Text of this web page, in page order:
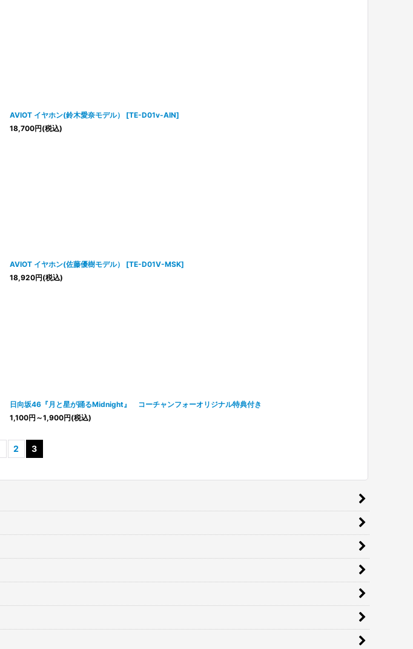
AVIOT イヤホン(鈴木愛奈モデル） [TE-D01v-AIN]
18,700円(税込)
AVIOT イヤホン(佐藤優樹モデル） [TE-D01V-MSK]
18,920円(税込)
日向坂46『月と星が踊るMidnight』 コーチャンフォーオリジナル特典付き
1,100円 ～1,900円(税込)
2 3